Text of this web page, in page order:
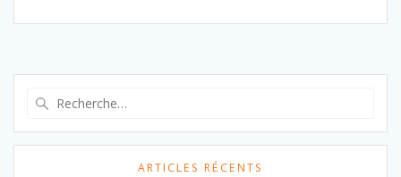
:
ARTICLES RÉCENTS